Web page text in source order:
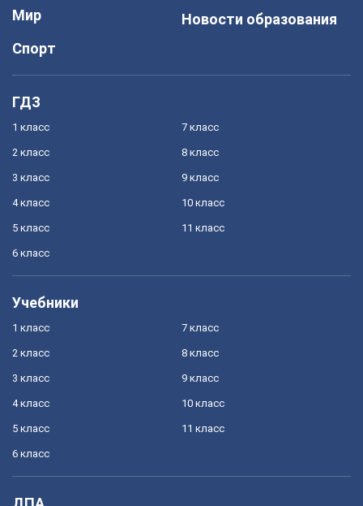
Мир
Спорт
Новости образования
ГДЗ
1 класс
2 класс
3 класс
4 класс
5 класс
6 класс
7 класс
8 класс
9 класс
10 класс
11 класс
Учебники
1 класс
2 класс
3 класс
4 класс
5 класс
6 класс
7 класс
8 класс
9 класс
10 класс
11 класс